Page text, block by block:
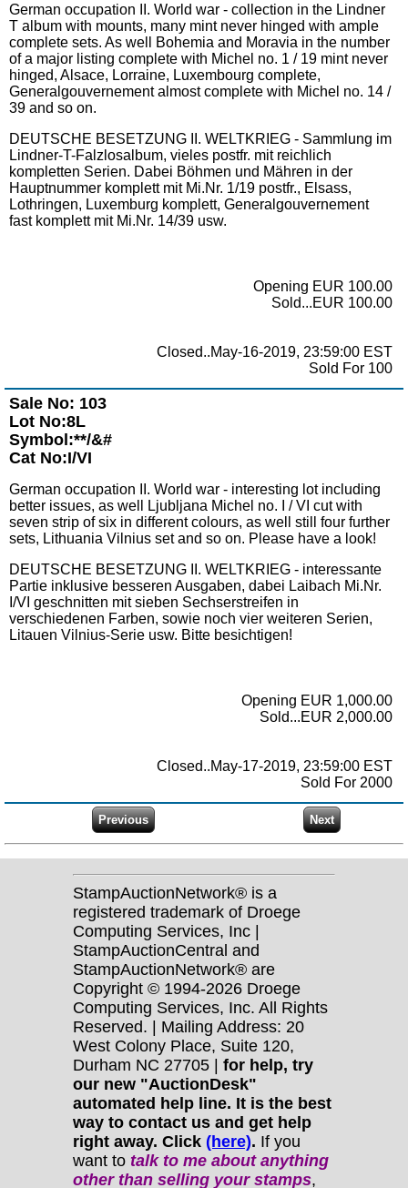
German occupation II. World war - collection in the Lindner
T album with mounts, many mint never hinged with ample
complete sets. As well Bohemia and Moravia in the number
of a major listing complete with Michel no. 1 / 19 mint never
hinged, Alsace, Lorraine, Luxembourg complete,
Generalgouvernement almost complete with Michel no. 14 /
39 and so on.
DEUTSCHE BESETZUNG II. WELTKRIEG - Sammlung im
Lindner-T-Falzlosalbum, vieles postfr. mit reichlich
kompletten Serien. Dabei Böhmen und Mähren in der
Hauptnummer komplett mit Mi.Nr. 1/19 postfr., Elsass,
Lothringen, Luxemburg komplett, Generalgouvernement
fast komplett mit Mi.Nr. 14/39 usw.
Opening EUR 100.00
Sold...EUR 100.00
Closed..May-16-2019, 23:59:00 EST
Sold For 100
Sale No: 103
Lot No:8L
Symbol:**/&#
Cat No:I/VI
German occupation II. World war - interesting lot including
better issues, as well Ljubljana Michel no. I / VI cut with
seven strip of six in different colours, as well still four further
sets, Lithuania Vilnius set and so on. Please have a look!
DEUTSCHE BESETZUNG II. WELTKRIEG - interessante
Partie inklusive besseren Ausgaben, dabei Laibach Mi.Nr.
I/VI geschnitten mit sieben Sechserstreifen in
verschiedenen Farben, sowie noch vier weiteren Serien,
Litauen Vilnius-Serie usw. Bitte besichtigen!
Opening EUR 1,000.00
Sold...EUR 2,000.00
Closed..May-17-2019, 23:59:00 EST
Sold For 2000
StampAuctionNetwork® is a
registered trademark of Droege
Computing Services, Inc |
StampAuctionCentral and
StampAuctionNetwork® are
Copyright © 1994-2026 Droege
Computing Services, Inc. All Rights
Reserved. | Mailing Address: 20
West Colony Place, Suite 120,
Durham NC 27705 | for help, try
our new "AuctionDesk"
automated help line. It is the best
way to contact us and get help
right away. Click (here). If you
want to talk to me about anything
otherthan selling your stamps,